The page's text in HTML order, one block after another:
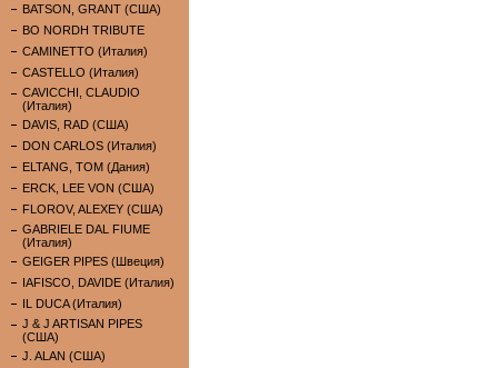
BATSON, GRANT (США)
BO NORDH TRIBUTE
CAMINETTO (Италия)
CASTELLO (Италия)
CAVICCHI, CLAUDIO
(Италия)
DAVIS, RAD (США)
DON CARLOS (Италия)
ELTANG, TOM (Дания)
ERCK, LEE VON (США)
FLOROV, ALEXEY (США)
GABRIELE DAL FIUME
(Италия)
GEIGER PIPES (Швеция)
IAFISCO, DAVIDE (Италия)
IL DUCA (Италия)
J & J ARTISAN PIPES
(США)
J. ALAN (США)